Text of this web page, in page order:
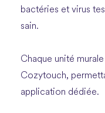
bactéries et virus
sain.
Chaque unité
Cozytouch,
application dédiée.